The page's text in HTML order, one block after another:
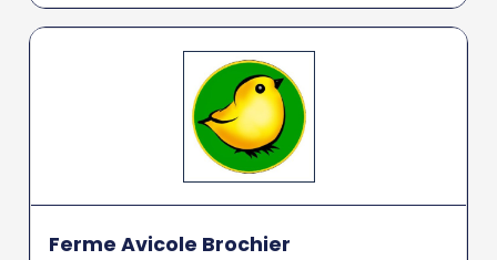
Ferme Avicole Brochier